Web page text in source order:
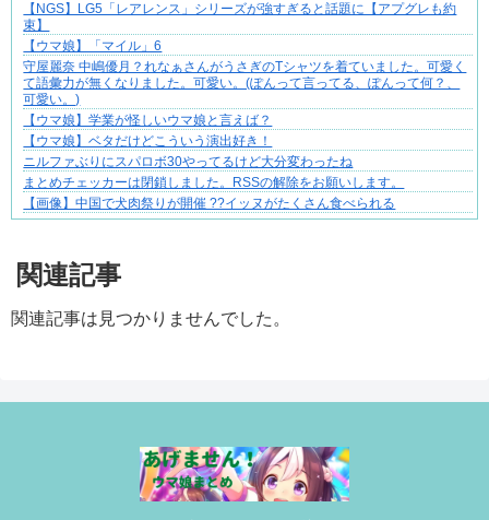
【NGS】LG5「レアレンス」シリーズが強すぎると話題に【アプグレも約
束】
【ウマ娘】「マイル」6
守屋麗奈 中嶋優月？れなぁさんがうさぎのTシャツを着ていました。可愛く
て語彙力が無くなりました。可愛い。(ぽんって言ってる、ぽんって何？、
可愛い。)⁡
【ウマ娘】学業が怪しいウマ娘と言えば？
【ウマ娘】ベタだけどこういう演出好き！
ニルファぶりにスパロボ30やってるけど大分変わったね
まとめチェッカーは閉鎖しました。RSSの解除をお願いします。
【画像】中国で犬肉祭りが開催 ??イッヌがたくさん食べられる
関連記事
関連記事は見つかりませんでした。